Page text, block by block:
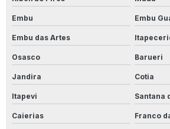
Produto Para Limpar Parede Pintada
Produto Para Limpar Parede Suja
Produto Para Limpar Piso Antiderrapante
Produto Para Limpar Piso Branco
Produto Para Limpar Piso Do Banheiro
Embu Embu
Embu das Artes
Osasco Barueri
Jandira Cotia
Itapevi Santana
Caierias Franco